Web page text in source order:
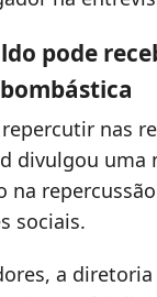
pode
nas
divulgou uma
na
sociais.
a